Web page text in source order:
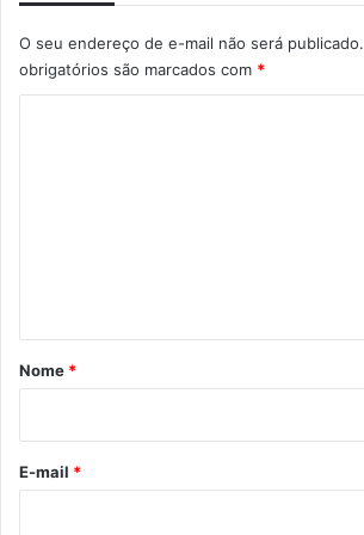
O seu endereço de e-mail não será publicado.
obrigatórios são marcados com *
r
*
Nome *
E-mail *